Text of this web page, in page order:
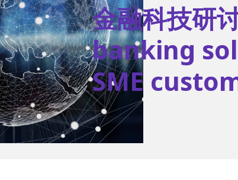
金融科技研
banking
SME